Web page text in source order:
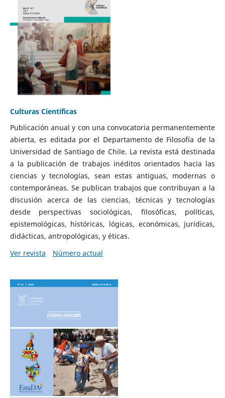
Culturas Científicas
Publicación anual y con una convocatoria permanentemente
abierta, es editada por el Departamento de Filosofía de la
Universidad de Santiago de Chile. La revista está destinada
a la publicación de trabajos inéditos orientados hacia las
ciencias y tecnologías, sean estas antiguas, modernas o
contemporáneas. Se publican trabajos que contribuyan a la
discusión acerca de las ciencias, técnicas y tecnologías
desde perspectivas sociológicas, filosóficas, políticas,
epistemológicas, históricas, lógicas, económicas, jurídicas,
didácticas, antropológicas, y éticas.
Ver revista
Número actual